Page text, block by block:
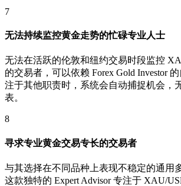
7
无法持续监控黄金走势的忙碌专业人士
无法在活跃的伦敦和纽约交易时段监控
的交易者，可以依赖 Forex Gold Investor
注于其他职责时，系统会自动捕捉机会，
表。
8
寻求专业黄金交易专长的交易者
与其选择在不同品种上表现不稳定的通用
这款独特的 Expert Advisor 专注于 XAU/